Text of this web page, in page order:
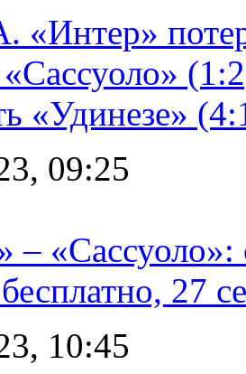
«Интер»
«Сассуоло»
«Удинезе»
09:25
–
27
10:45